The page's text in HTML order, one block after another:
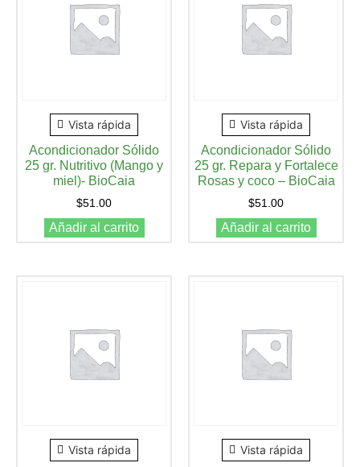
Vista rápida
Acondicionador Sólido
25 gr. Nutritivo (Mango y
miel)- BioCaia
$51.00
Añadir al carrito
Vista rápida
Acondicionador Sólido
25 gr. Repara y Fortalece
Rosas y coco – BioCaia
$51.00
Añadir al carrito
Vista rápida
Vista rápida